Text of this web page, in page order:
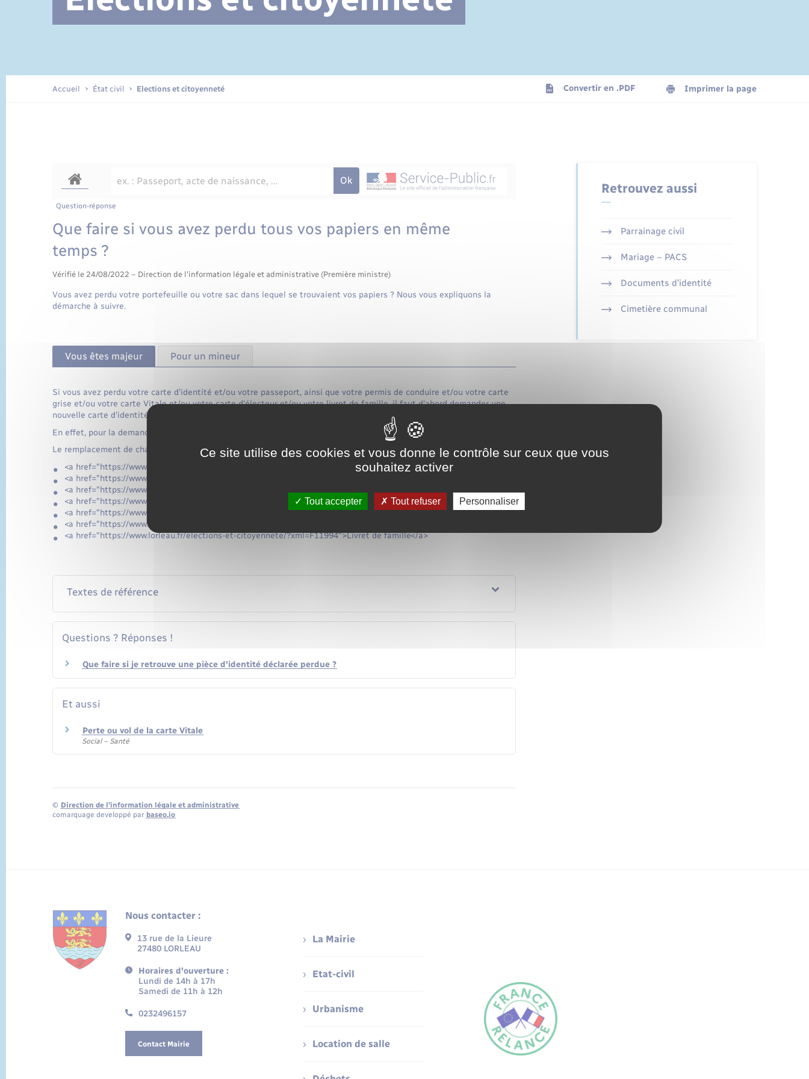
Documents d’identité Cimetière communal
Accueil État civil Elections et citoyenneté Convertir en .PDF Imprimer la page
Question-réponse
Que faire si vous avez perdu tous vos papiers en même
temps ?
Vérifié le 24/08/2022 – Direction de l'information légale et administrative (Première ministre)
Vous avez perdu votre portefeuille ou votre sac dans lequel se trouvaient vos papiers ? Nous vous expliquons la
démarche à suivre.
Vous êtes majeur Pour un mineur
Si vous avez perdu votre carte d'identité et/ou votre passeport, ainsi que votre permis de conduire et/ou votre carte
grise et/ou votre carte Vitale et/ou votre carte d'électeur et/ou votre livret de famille, il faut d'abord demander une
nouvelle carte d'identité ou un nouveau passeport.
En effet, pour la demande des autres documents, il faudra présenter une pièce d'identité valide.
Le remplacement de chaque document doit faire l'objet d'une demande indépendante :
<a href="https://www.lorleau.fr/elections-et-citoyennete/?xml=F1344">Carte d'identité</a>
<a href="https://www.lorleau.fr/elections-et-citoyennete/?xml=F21246">Passeport</a>
<a href="https://www.lorleau.fr/elections-et-citoyennete/?xml=F1727">Permis de conduire</a>
<a href="https://www.lorleau.fr/elections-et-citoyennete/?xml=F1726">Carte grise</a>
<a href="https://www.lorleau.fr/elections-et-citoyennete/?xml=F265">Carte Vitale</a>
<a href="https://www.lorleau.fr/elections-et-citoyennete/?xml=F1962">Carte électorale</a>
<a href="https://www.lorleau.fr/elections-et-citoyennete/?xml=F11994">Livret de famille</a>
Textes de référence
Questions ? Réponses !
Que faire si je retrouve une pièce d'identité déclarée perdue ?
Et aussi
Perte ou vol de la carte Vitale
Social – Santé
© Direction de l’information légale et administrative
comarquage developpé par baseo.io
Retrouvez aussi
Parrainage civil
Mariage – PACS
Documents d’identité
Cimetière communal
Nous contacter :
13 rue de la Lieure
27480 LORLEAU
Horaires d'ouverture :
Lundi de 14h à 17h
Samedi de 11h à 12h
0232496157
Contact Mairie
La Mairie
Etat-civil
Urbanisme
Location de salle
Ce site utilise des cookies et vous donne le contrôle sur ceux que vous
souhaitez activer
Tout accepter Tout refuser Personnaliser